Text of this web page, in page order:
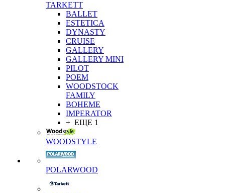
TARKETT
BALLET
ESTETICA
DYNASTY
CRUISE
GALLERY
GALLERY MINI
PILOT
POEM
WOODSTOCK
FAMILY
BOHEME
IMPERATOR
+ ЕЩЕ 1
WOODSTYLE
POLARWOOD